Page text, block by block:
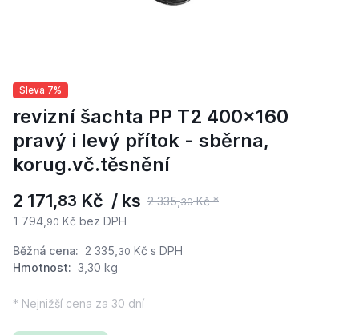
Sleva 7%
revizní šachta PP T2 400x160
pravý i levý přítok - sběrna,
korug.vč.těsnění
2 171,83 Kč / ks 2 335,30Kč *
1 794, 90 Kč bez DPH
Běžná cena: 2 335, 30 Kč s DPH
Hmotnost: 3,30 kg
* Nejnižší cena za 30 dní